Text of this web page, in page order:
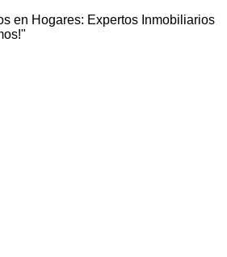
en Hogares: Expertos Inmobiliarios